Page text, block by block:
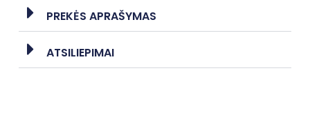
PREKĖS APRAŠYMAS
ATSILIEPIMAI